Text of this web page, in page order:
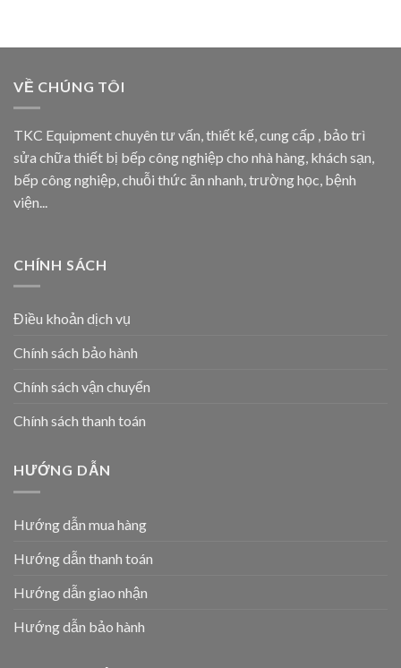
VỀ CHÚNG TÔI
TKC Equipment chuyên tư vấn, thiết kế, cung cấp , bảo trì
sửa chữa thiết bị bếp công nghiệp cho nhà hàng, khách sạn,
bếp công nghiệp, chuỗi thức ăn nhanh, trường học, bệnh
viện...
CHÍNH SÁCH
Điều khoản dịch vụ
Chính sách bảo hành
Chính sách vận chuyển
Chính sách thanh toán
HƯỚNG DẪN
Hướng dẫn mua hàng
Hướng dẫn thanh toán
Hướng dẫn giao nhận
Hướng dẫn bảo hành